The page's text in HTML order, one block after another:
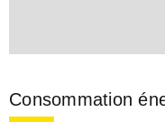
Consommation